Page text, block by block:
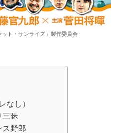
ト・サンライズ」製作委員会
なし）
三昧
ス野郎